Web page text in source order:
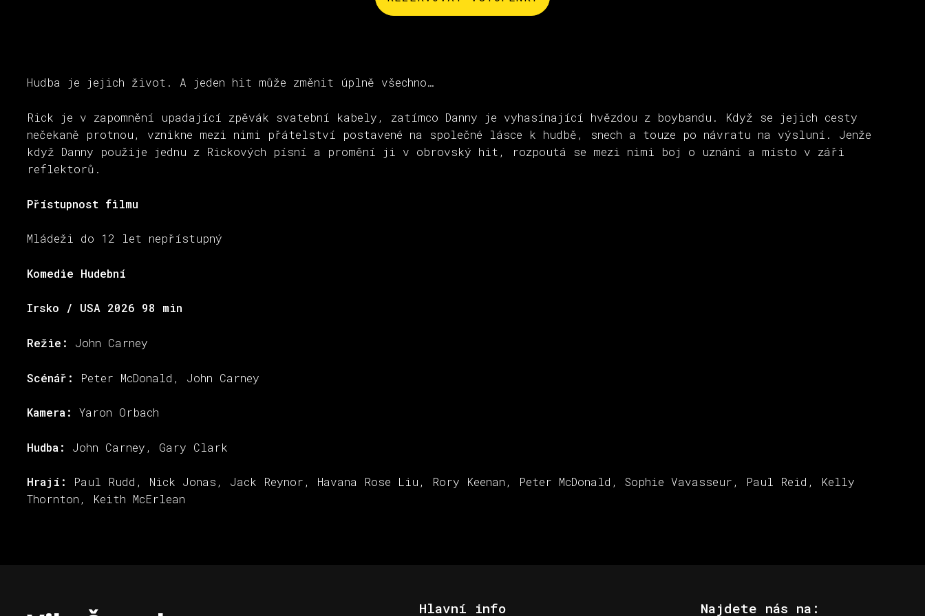
Hudba je jejich život. A jeden hit může změnit úplně všechno…
Rick je v zapomnění upadající zpěvák svatební kabely, zatímco Danny je vyhasínající hvězdou z boybandu. Když se jejich cesty
nečekaně protnou, vznikne mezi nimi přátelství postavené na společné lásce k hudbě, snech a touze po návratu na výsluní. Jenže
když Danny použije jednu z Rickových písní a promění ji v obrovský hit, rozpoutá se mezi nimi boj o uznání a místo v záři
reflektorů.
Přístupnost filmu
Mládeži do 12 let nepřístupný
Komedie Hudební
Irsko / USA 2026 98 min
Režie: John Carney
Scénář: Peter McDonald, John Carney
Kamera: Yaron Orbach
Hudba: John Carney, Gary Clark
Hrají: Paul Rudd, Nick Jonas, Jack Reynor, Havana Rose Liu, Rory Keenan, Peter McDonald, Sophie Vavasseur, Paul Reid, Kelly
Thornton, Keith McErlean
Hlavní info Najdete nás na: